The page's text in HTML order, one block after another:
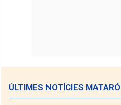
ÚLTIMES NOTÍCIES MATARÓ